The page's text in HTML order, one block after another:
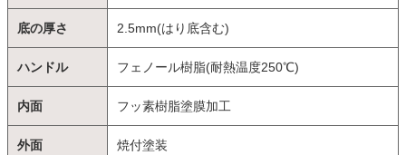
底の厚さ 2.5mm(はり底含む)
ハンドル フェノール樹脂(耐熱温度250℃)
内面 フッ素樹脂塗膜加工
外面 焼付塗装